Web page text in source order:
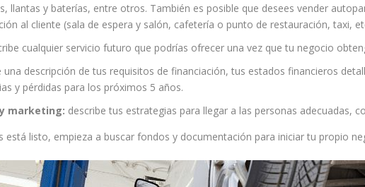
llantas y baterías, entre otros. También es posible que desees vender
al cliente (sala de espera y salón, cafetería o punto de restauración, taxi,
cualquier servicio futuro que podrías ofrecer una vez que tu negocio
una descripción de tus requisitos de financiación, tus estados financieros
y pérdidas para los próximos 5 años.
marketing: describe tus estrategias para llegar a las personas adecuadas,
está listo, empieza a buscar fondos y documentación para iniciar tu propio